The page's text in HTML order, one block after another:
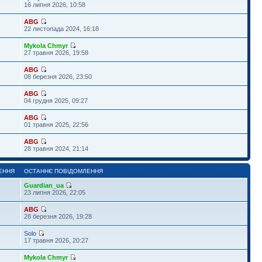
16 липня 2026, 10:58
ABG
22 листопада 2024, 16:18
Mykola Chmyr
27 травня 2026, 19:58
ABG
08 березня 2026, 23:50
ABG
04 грудня 2025, 09:27
ABG
01 травня 2025, 22:56
ABG
28 травня 2024, 21:14
ОСТАННЄ ПОВІДОМЛЕННЯ
Guardian_ua
23 липня 2026, 22:05
ABG
28 березня 2026, 19:28
Solo
17 травня 2026, 20:27
Mykola Chmyr